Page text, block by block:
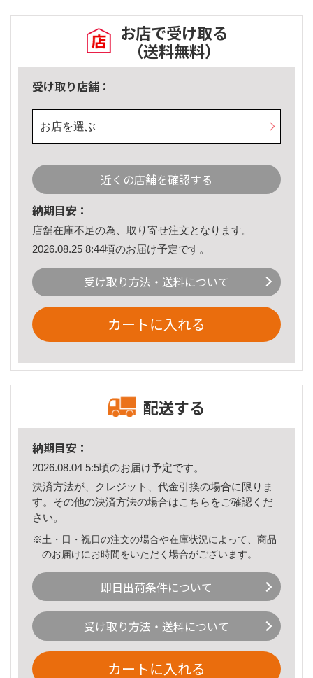
お店で受け取る
（送料無料）
受け取り店舗：
お店を選ぶ
近くの店舗を確認する
納期目安：
店舗在庫不足の為、取り寄せ注文となります。
2026.08.25 8:44頃のお届け予定です。
受け取り方法・送料について
カートに入れる
配送する
納期目安：
2026.08.04 5:5頃のお届け予定です。
決済方法が、クレジット、代金引換の場合に限りま
す。その他の決済方法の場合はこちら をご確認くだ
さい。
※土・日・祝日の注文の場合や在庫状況によって、商品
のお届けにお時間をいただく場合がございます。
即日出荷条件について
受け取り方法・送料について
カートに入れる